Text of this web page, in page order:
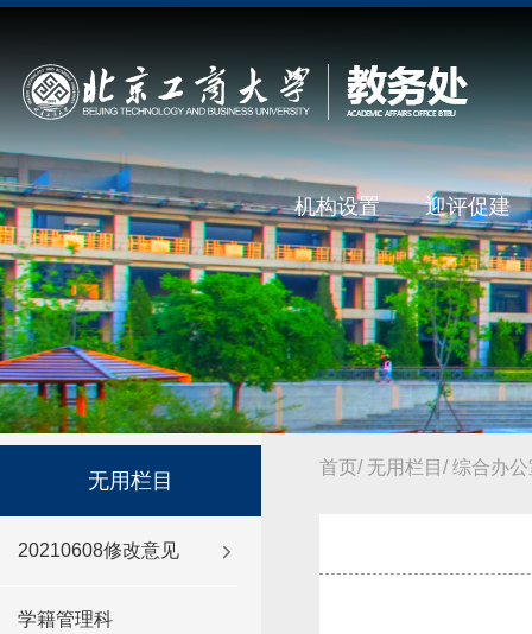
机构设置 迎评促建
无用栏目
20210608修改意见
学籍管理科
首页/ 无用栏目 / 综合办公